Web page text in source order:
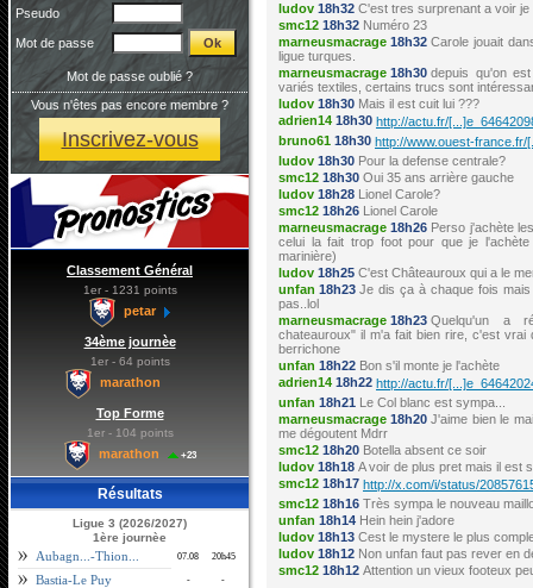
Pseudo
Mot de passe
Mot de passe oublié ?
Vous n'êtes pas encore membre ?
Inscrivez-vous
Classement Général
1er - 1231 points
petar
34ème journèe
1er - 64 points
marathon
Top Forme
1er - 104 points
marathon +23
Résultats
Ligue 3 (2026/2027)
1ère journèe
Aubagn...-Thion... 07.08 20h45
Bastia-Le Puy - -
ludov 18h32 C'est tres surprenant a voir
smc12 18h32 Numéro 23
marneusmacrage 18h32 Carole jouait
ligue turques.
marneusmacrage 18h30 depuis qu'on
variés textiles, certains trucs sont
ludov 18h30 Mais il est cuit lui ???
adrien14 18h30 http://actu.fr/
bruno61 18h30 http://www.ouest-france.fr/
ludov 18h30 Pour la defense centrale?
smc12 18h30 Oui 35 ans arrière gauche
ludov 18h28 Lionel Carole?
smc12 18h26 Lionel Carole
marneusmacrage 18h26 Perso j'achète
celui la fait trop foot pour que je
marinière)
ludov 18h25 C'est Châteauroux qui a le
unfan 18h23 Je dis ça à chaque fois
pas..lol
marneusmacrage 18h23 Quelqu'un a
chateauroux" il m'a fait bien rire, c'est
berrichone
unfan 18h22 Bon s'il monte je l'achète
adrien14 18h22 http://actu.fr/
unfan 18h21 Le Col blanc est sympa...
marneusmacrage 18h20 J'aime bien le
me dégoutent Mdrr
smc12 18h20 Botella absent ce soir
ludov 18h18 A voir de plus pret mais il est
smc12 18h17 http://x.com/i/status/
smc12 18h16 Très sympa le nouveau
unfan 18h14 Hein hein j'adore
ludov 18h13 Cest le mystere le plus
ludov 18h12 Non unfan faut pas rever en
smc12 18h12 Attention un vieux footeux